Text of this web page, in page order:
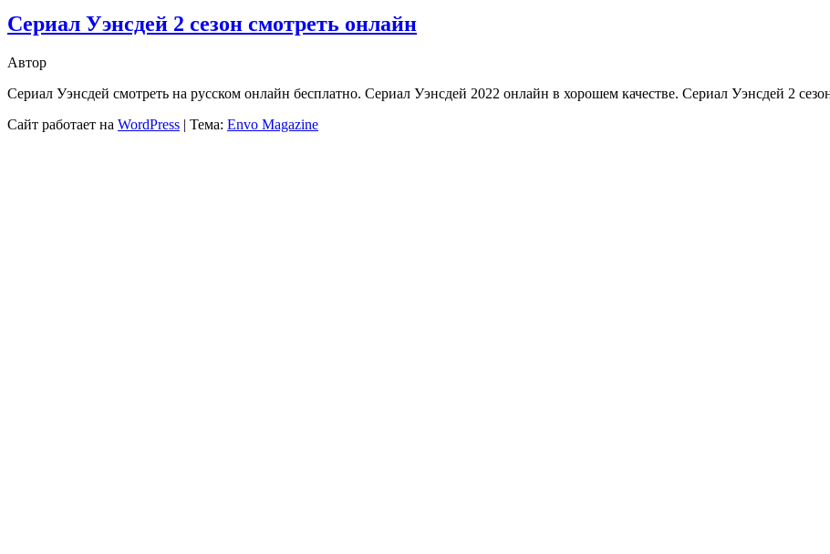
Сериал Уэнсдей 2 сезон смотреть онлайн
Автор
Сериал Уэнсдей смотреть на русском онлайн бесплатно. Сериал Уэнсдей 2022 онлайн в хорошем качестве. Сериал Уэнсдей 2
Сайт работает на WordPress | Тема: Envo Magazine